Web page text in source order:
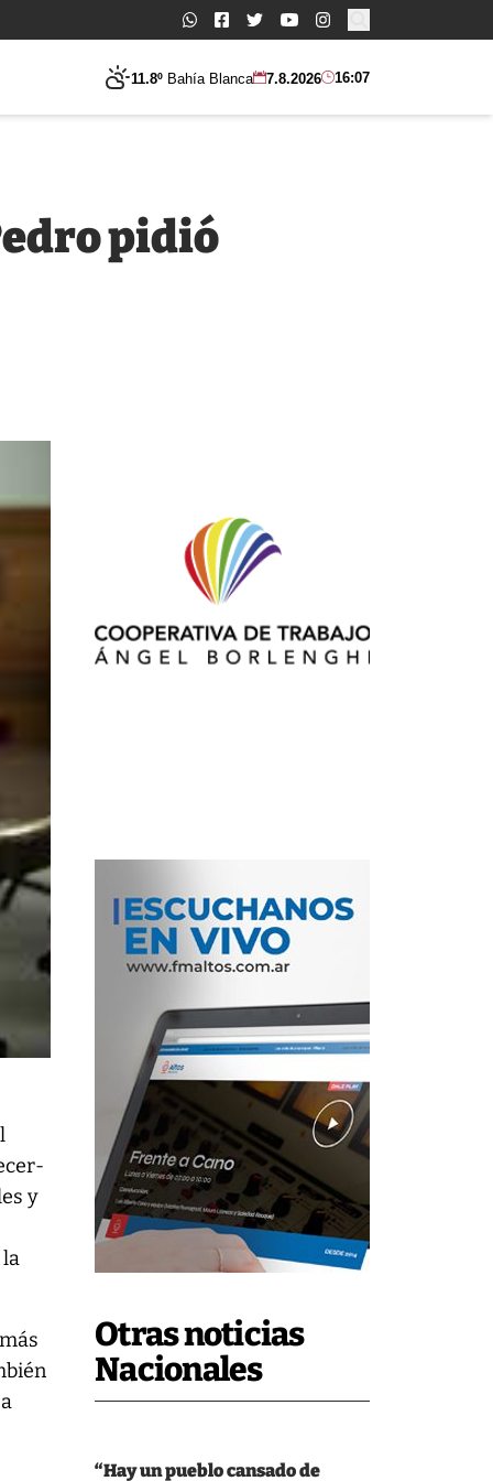
Buscar:
11.8º Bahía Blanca 7.8.2026 16:07
Otras noticias
Nacionales
“Hay un pueblo cansado de
pidió
y